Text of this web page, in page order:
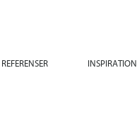
REFERENSER INSPIRATION